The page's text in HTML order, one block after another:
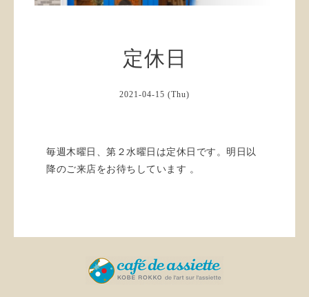
定休日
2021-04-15 (Thu)
毎週木曜日、第２水曜日は定休日です。明日以
降のご来店をお待ちしています 。